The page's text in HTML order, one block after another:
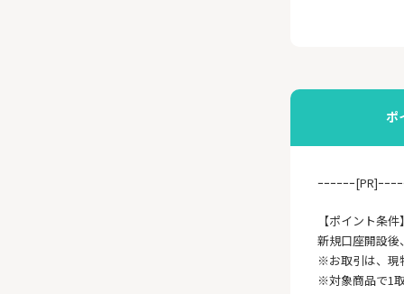
ポ
ｰｰｰｰｰｰ[PR]ｰｰｰ
【ポイント条件
新規口座開設後
※お取引は、現
※対象商品で1